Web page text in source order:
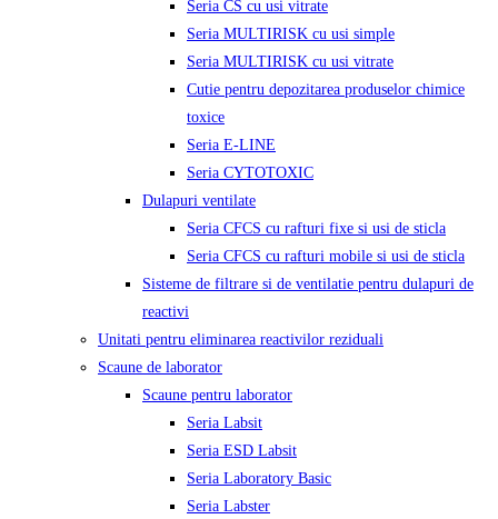
Seria CS cu usi vitrate
Seria MULTIRISK cu usi simple
Seria MULTIRISK cu usi vitrate
Cutie pentru depozitarea produselor chimice
toxice
Seria E-LINE
Seria CYTOTOXIC
Dulapuri ventilate
Seria CFCS cu rafturi fixe si usi de sticla
Seria CFCS cu rafturi mobile si usi de sticla
Sisteme de filtrare si de ventilatie pentru dulapuri de
reactivi
Unitati pentru eliminarea reactivilor reziduali
Scaune de laborator
Scaune pentru laborator
Seria Labsit
Seria ESD Labsit
Seria Laboratory Basic
Seria Labster